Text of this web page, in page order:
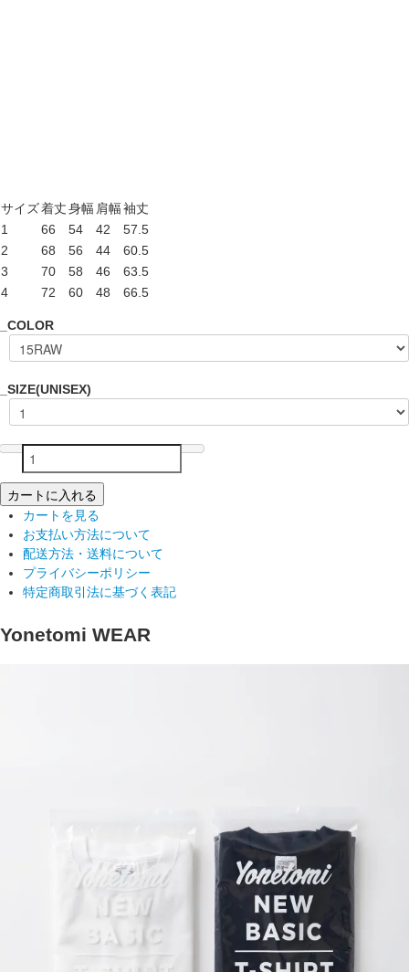
サイズ着丈身幅 肩幅袖丈
1
66 54 42
57.5
2
68 56 44
60.5
3
70 58 46
63.5
4
72 60 48 66.5
_COLOR
_SIZE(UNISEX)
カートに入れる
カートを見る
お支払い方法について
配送方法・送料について
プライバシーポリシー
特定商取引法に基づく表記
Yonetomi WEAR